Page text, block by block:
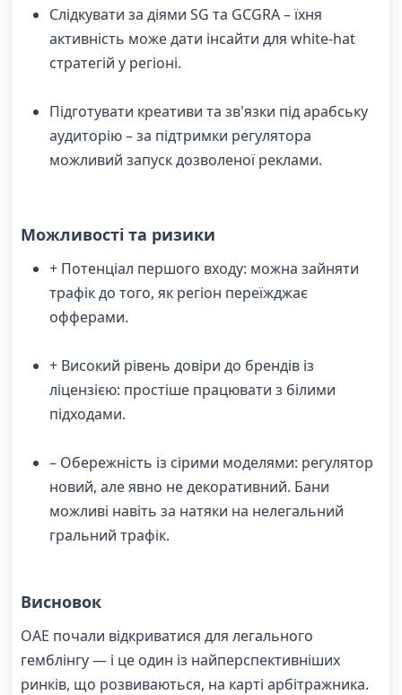
Слідкувати за діями SG та GCGRA – їхня
активність може дати інсайти для white-hat
стратегій у регіоні.
Підготувати креативи та зв'язки під арабську
аудиторію – за підтримки регулятора
можливий запуск дозволеної реклами.
Можливості та ризики
+ Потенціал першого входу: можна зайняти
трафік до того, як регіон переїжджає
офферами.
+ Високий рівень довіри до брендів із
ліцензією: простіше працювати з білими
підходами.
– Обережність із сірими моделями: регулятор
новий, але явно не декоративний. Бани
можливі навіть за натяки на нелегальний
гральний трафік.
Висновок
ОАЕ почали відкриватися для легального
гемблінгу — і це один із найперспективніших
ринків, що розвиваються, на карті арбітражника.